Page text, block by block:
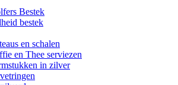
Bestek
bestek
en schalen
en Thee serviezen
in zilver